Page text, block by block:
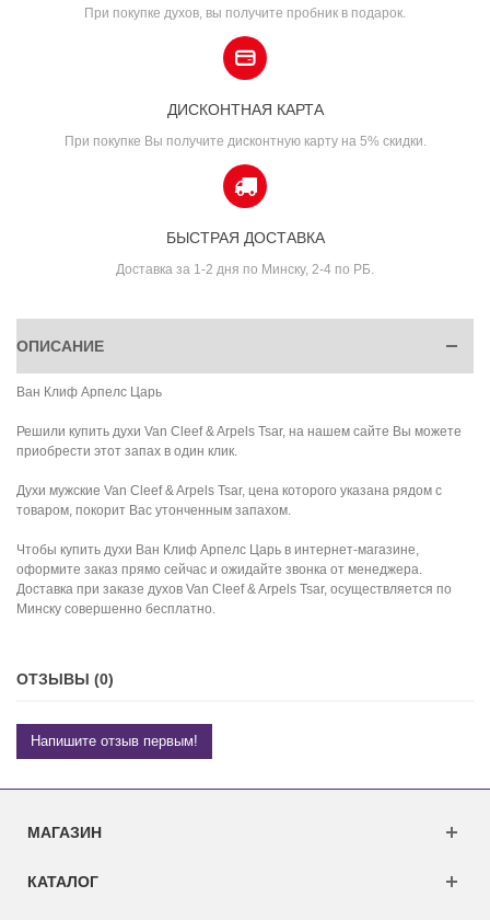
При покупке духов, вы получите пробник в подарок.
ДИСКОНТНАЯ КАРТА
При покупке Вы получите дисконтную карту на 5% скидки.
БЫСТРАЯ ДОСТАВКА
Доставка за 1-2 дня по Минску, 2-4 по РБ.
ОПИСАНИЕ
Ван Клиф Арпелс Царь
Решили купить духи Van Cleef & Arpels Tsar, на нашем сайте Вы можете
приобрести этот запах в один клик.
Духи мужские Van Cleef & Arpels Tsar, цена которого указана рядом с
товаром, покорит Вас утонченным запахом.
Чтобы купить духи Ван Клиф Арпелс Царь в интернет-магазине,
оформите заказ прямо сейчас и ожидайте звонка от менеджера.
Доставка при заказе духов Van Cleef & Arpels Tsar, осуществляется по
Минску совершенно бесплатно.
ОТЗЫВЫ (0)
Напишите отзыв первым!
МАГАЗИН
КАТАЛОГ